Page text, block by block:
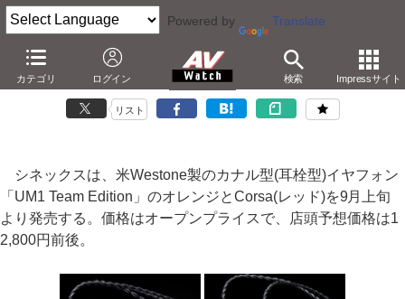
Powered by Translate
カテゴリ ログイン 検索 Impressサイト
シネックス、カナル型「Westone UM1」に新色オレンジ
－実売12,800円のTeam Edition。レッドのCorsaも
リスト
シネックスは、米Westone製のカナル型(耳栓型)イヤフォン
「UM1 Team Edition」のオレンジとCorsa(レッド)を9月上旬
より発売する。価格はオープンプライスで、店頭予想価格は1
2,800円前後。